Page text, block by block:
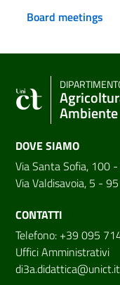
Board meetings
Ambiente
DOVE SIAMO
Via Santa Sofia, 100
Via Valdisavoia, 5 -
CONTATTI
Telefono: +39 095
Uffici Amministrativi
di3a.didattica@unict.it